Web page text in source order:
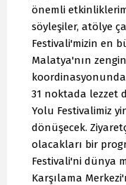
önemli
söyleşiler, atölye
Festivali'mizin en
Malatya'nın
koordinasyonunda
31 noktada lezzet
Yolu Festivalimiz
dönüşecek.
olacakları bir
Festivali'ni dünya
Karşılama